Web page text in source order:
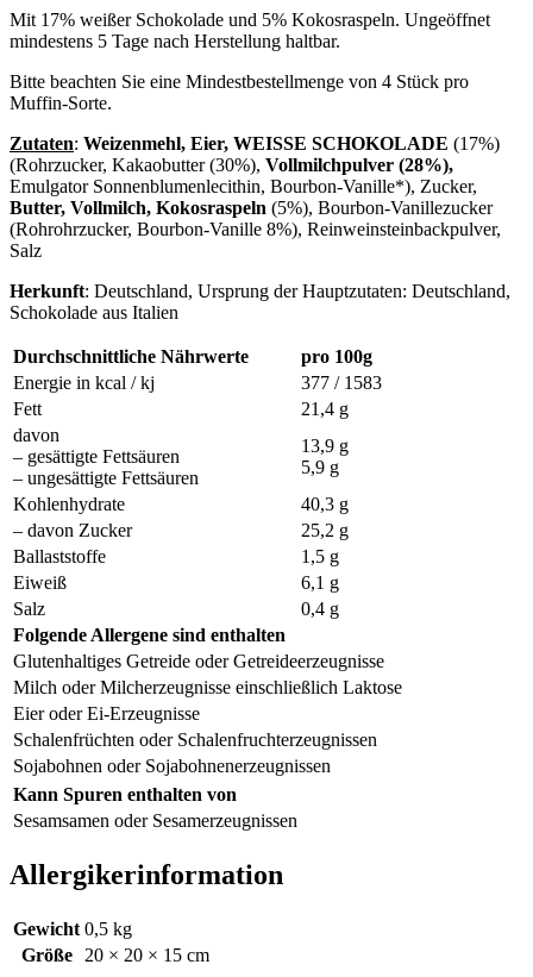
Mit 17% weißer Schokolade und 5% Kokosraspeln. Ungeöffnet
mindestens 5 Tage nach Herstellung haltbar.
Bitte beachten Sie eine Mindestbestellmenge von 4 Stück pro
Muffin-Sorte.
Zutaten: Weizenmehl, Eier, WEISSE SCHOKOLADE (17%)
(Rohrzucker, Kakaobutter (30%), Vollmilchpulver (28%),
Emulgator Sonnenblumenlecithin, Bourbon-Vanille*), Zucker,
Butter, Vollmilch, Kokosraspeln (5%), Bourbon-Vanillezucker
(Rohrohrzucker, Bourbon-Vanille 8%), Reinweinsteinbackpulver,
Salz
Herkunft: Deutschland, Ursprung der Hauptzutaten: Deutschland,
Schokolade aus Italien
Durchschnittliche Nährwerte
pro 100g
Energie in kcal / kj
377 / 1583
Fett
21,4 g
davon
– gesättigte Fettsäuren
– ungesättigte Fettsäuren
13,9 g
5,9 g
Kohlenhydrate
40,3 g
– davon Zucker
25,2 g
Ballaststoffe
1,5 g
Eiweiß
6,1 g
Salz
0,4 g
Folgende Allergene sind enthalten
Glutenhaltiges Getreide oder Getreideerzeugnisse
Milch oder Milcherzeugnisse einschließlich Laktose
Eier oder Ei-Erzeugnisse
Schalenfrüchten oder Schalenfruchterzeugnissen
Sojabohnen oder Sojabohnenerzeugnissen
Kann Spuren enthalten von
Sesamsamen oder Sesamerzeugnissen
Allergikerinformation
Gewicht 0,5 kg
Größe
20 × 20 × 15 cm